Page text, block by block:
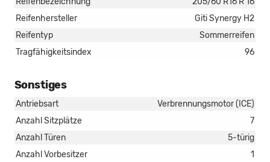
Reifenhersteller
Giti Synergy H2
Reifentyp
Sommerreifen
Tragfähigkeitsindex
96
Sonstiges
Antriebsart
Verbrennungsmotor (ICE)
Anzahl Sitzplätze
7
Anzahl Türen
5-türig
Anzahl Vorbesitzer
1